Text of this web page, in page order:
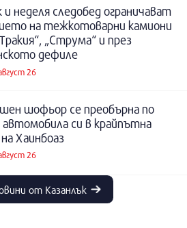
неделя следобед ограничават
на тежкотоварни камиони
„Струма“ и през
дефиле
26
шофьор се преобърна по
си в крайпътна
Хаинбоаз
26
от Казанлък